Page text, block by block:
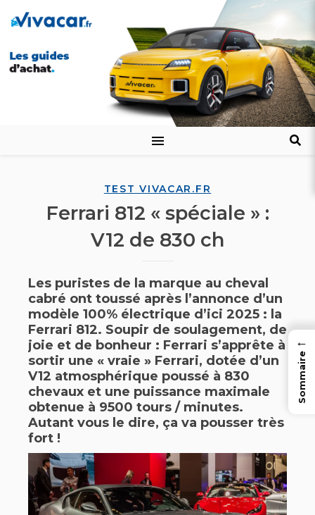
TEST VIVACAR.FR
Ferrari 812 « spéciale » :
V12 de 830 ch
Les puristes de la marque au cheval
cabré ont toussé après l’annonce d’un
modèle 100% électrique d’ici 2025 : la
Ferrari 812. Soupir de soulagement, de
joie et de bonheur : Ferrari s’apprête à
sortir une « vraie » Ferrari, dotée d’un
V12 atmosphérique poussé à 830
chevaux et une puissance maximale
obtenue à 9500 tours / minutes.
Autant vous le dire, ça va pousser très
fort !
←
Sommaire